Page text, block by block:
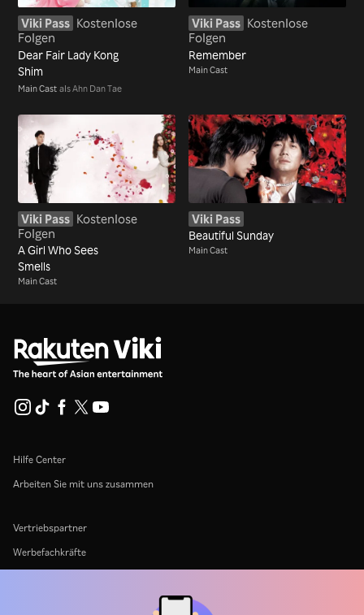
Viki Pass Kostenlose
Folgen
Dear Fair Lady Kong
Shim
Main Cast als Ahn Dan Tae
Viki Pass Kostenlose
Folgen
Remember
Main Cast
Viki Pass Kostenlose
Folgen
A Girl Who Sees
Smells
Main Cast
Viki Pass
Beautiful Sunday
Main Cast
Hilfe Center
Arbeiten Sie mit uns zusammen
Vertriebspartner
Werbefachkräfte